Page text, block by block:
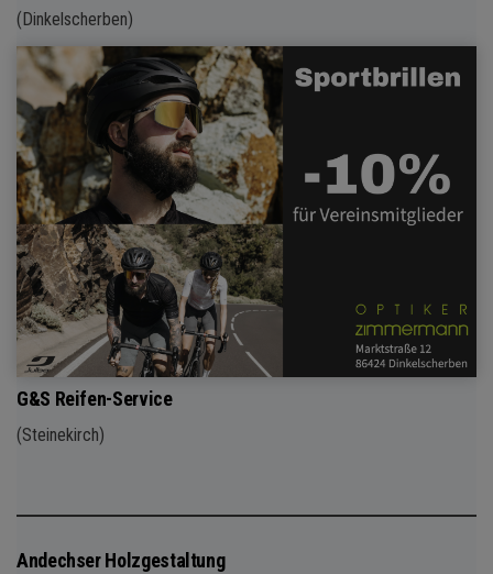
(Dinkelscherben)
G&S Reifen-Service
(Steinekirch)
Andechser Holzgestaltung